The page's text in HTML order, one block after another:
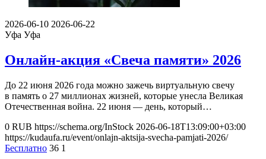
2026-06-10 2026-06-22
Уфа Уфа
Онлайн-акция «Свеча памяти» 2026
До 22 июня 2026 года можно зажечь виртуальную свечу
в память о 27 миллионах жизней, которые унесла Великая
Отечественная война. 22 июня — день, который…
0 RUB https://schema.org/InStock 2026-06-18T13:09:00+03:00
https://kudaufa.ru/event/onlajn-aktsija-svecha-pamjati-2026/
Бесплатно 36 1